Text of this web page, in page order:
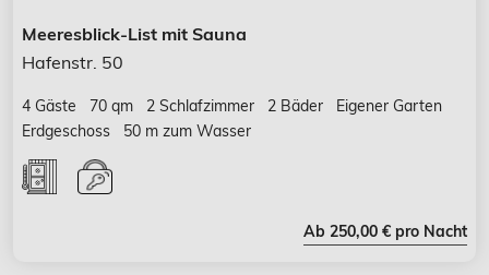
Meeresblick-List mit Sauna
Hafenstr. 50
4 Gäste 70 qm 2 Schlafzimmer 2 Bäder
Eigener Garten
Erdgeschoss
50 m zum Wasser
Ab 250,00 € pro Nacht